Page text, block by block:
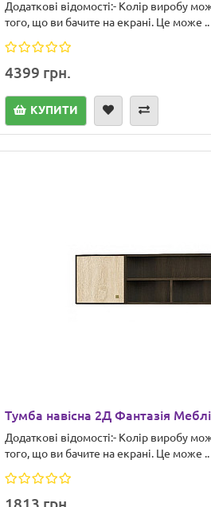
Додаткові відомості:- Колір виробу
того, що ви бачите на екрані. Це може ..
4399 грн.
КУПИТИ
Тумба навісна 2Д Фантазія Меблі
Додаткові відомості:- Колір виробу
того, що ви бачите на екрані. Це може ..